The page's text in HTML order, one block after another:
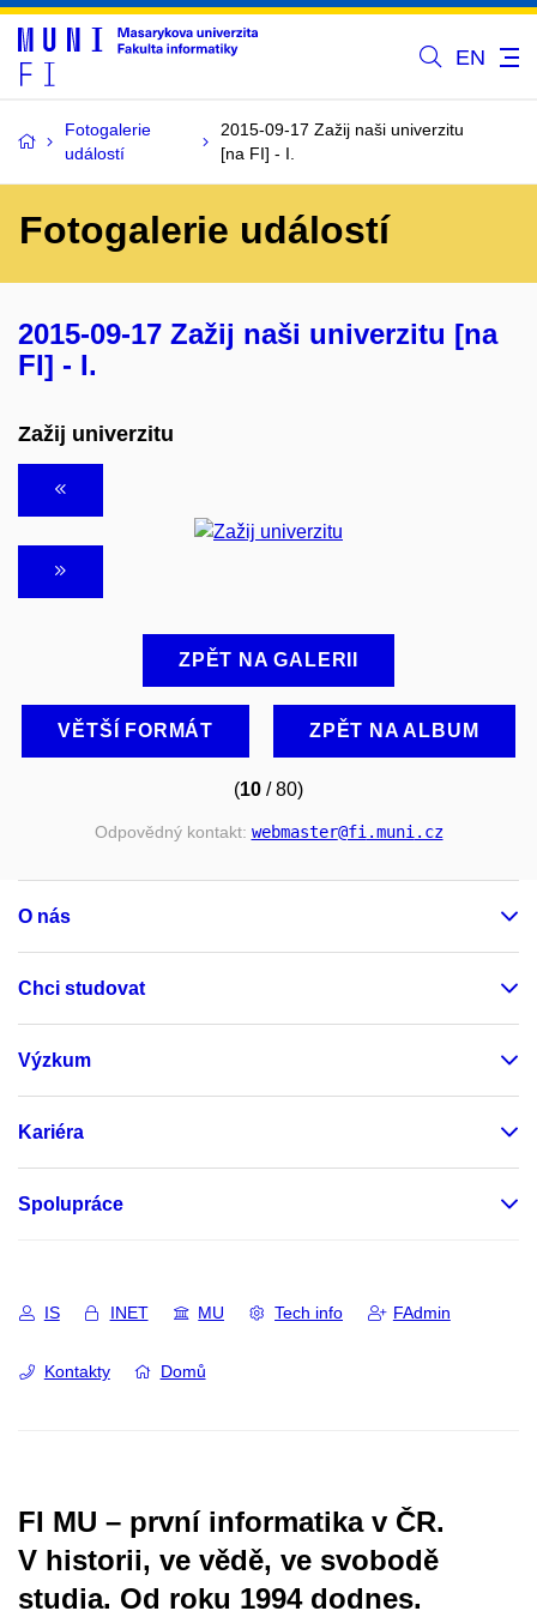
EN
Fotogalerie
událostí
2015-09-17 Zažij naši univerzitu
[na FI] - I.
Fotogalerie událostí
2015-09-17 Zažij naši univerzitu [na
FI] - I.
Zažij univerzitu
ZPĚT NA GALERII
VĚTŠÍ FORMÁT ZPĚT NA ALBUM
(10 / 80)
Odpovědný kontakt: webmaster@fi.muni.cz
O nás
Chci studovat
Výzkum
Kariéra
Spolupráce
IS INET MU Tech info FAdmin
Kontakty Domů
FI MU – první informatika v ČR.
V historii, ve vědě, ve svobodě
studia. Od roku 1994 dodnes.